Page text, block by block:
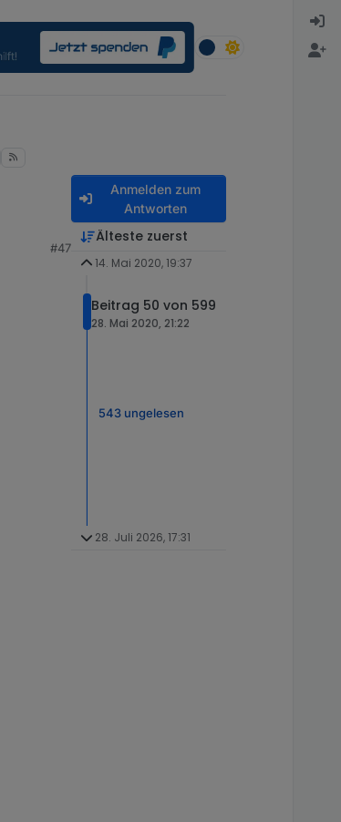
#47
Anmelden zum
Antworten
Älteste zuerst
14. Mai 2020, 19:37
Beitrag 50 von 599
28. Mai 2020, 21:22
543 ungelesen
28. Juli 2026, 17:31